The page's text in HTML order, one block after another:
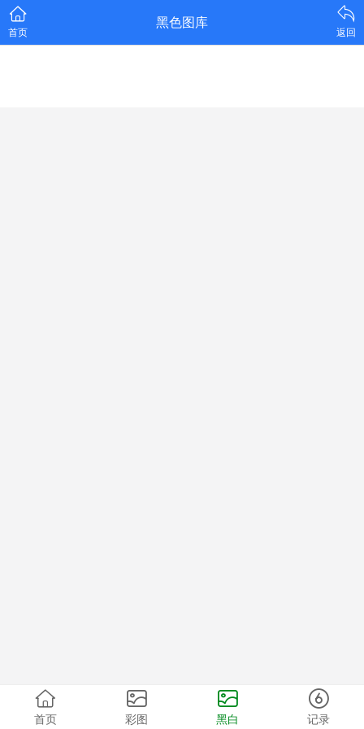
首页
黑色图库
返回
首页 彩图 黑白 记录